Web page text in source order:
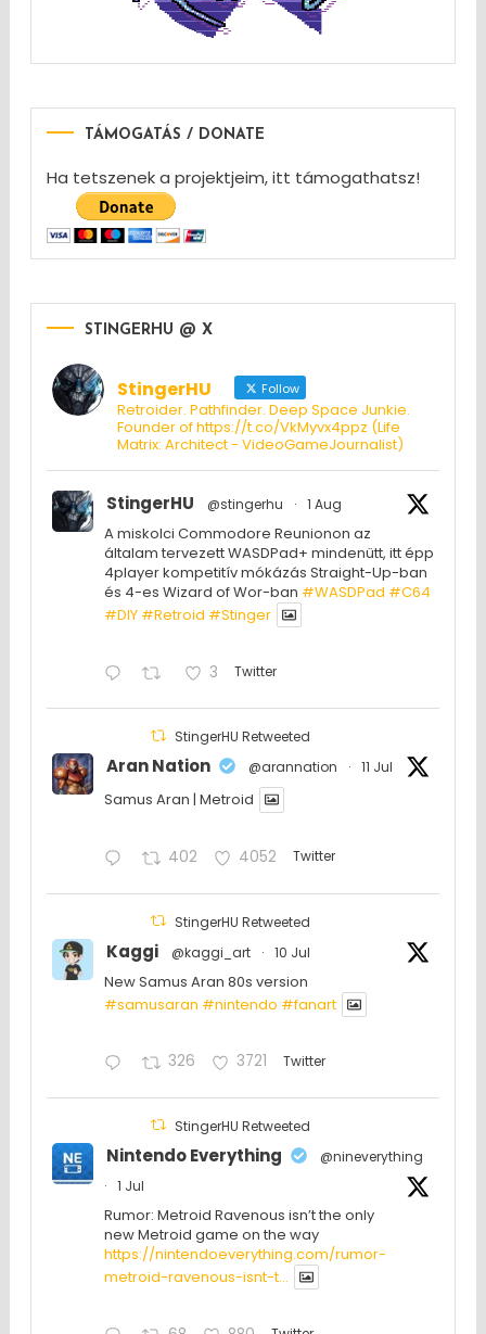
TÁMOGATÁS / DONATE
Ha tetszenek a projektjeim, itt támogathatsz!
STINGERHU @ X
StingerHU Follow
Retroider. Pathfinder. Deep Space Junkie.
Founder of https://t.co/VkMyvx4ppz (Life
Matrix: Architect - VideoGameJournalist)
StingerHU @stingerhu · 1 Aug
A miskolci Commodore Reunionon az
általam tervezett WASDPad+ mindenütt, itt épp
4player kompetitív mókázás Straight-Up-ban
és 4-es Wizard of Wor-ban #WASDPad #C64
#DIY #Retroid #Stinger
3 Twitter
StingerHU Retweeted
Aran Nation @arannation · 11 Jul
Samus Aran | Metroid
402 4052 Twitter
StingerHU Retweeted
Kaggi @kaggi_art · 10 Jul
New Samus Aran 80s version
#samusaran #nintendo #fanartㅤㅤㅤㅤ
326 3721 Twitter
StingerHU Retweeted
Nintendo Everything
@nineverything
·
1 Jul
Rumor: Metroid Ravenous isn’t the only
new Metroid game on the way
https://nintendoeverything.com/rumor-
metroid-ravenous-isnt-t...